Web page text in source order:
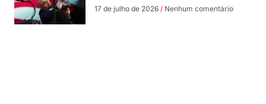
17 de julho de 2026 Nenhum comentário